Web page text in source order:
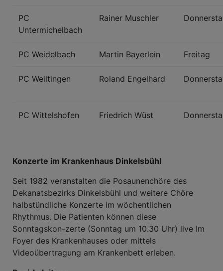
PC
Untermichelbach
Rainer Muschler
PC Weidelbach Martin Bayerlein Freitag
PC Weiltingen Roland Engelhard
PC Wittelshofen Friedrich Wüst
Konzerte im Krankenhaus Dinkelsbühl
Seit 1982 veranstalten die Posaunenchöre des
Dekanatsbezirks Dinkelsbühl und weitere Chöre
halbstündliche Konzerte im wöchentlichen
Rhythmus. Die Patienten können diese
Sonntagskon-zerte (Sonntag um 10.30 Uhr) live Im
Foyer des Krankenhauses oder mittels
Videoübertragung am Krankenbett erleben.